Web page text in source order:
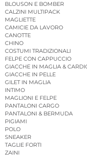
BLOUSON E BOMBER
CALZINI MULTIPACK
MAGLIETTE
CAMICIE DA LAVORO
CANOTTE
CHINO
COSTUMI TRADIZIONALI
FELPE CON CAPPUCCIO
GIACCHE IN MAGLIA &
GIACCHE IN PELLE
GILET IN MAGLIA
INTIMO
MAGLIONI E FELPE
PANTALONI CARGO
PANTALONI & BERMUDA
PIGIAMI
POLO
SNEAKER
TAGLIE FORTI
ZAINI